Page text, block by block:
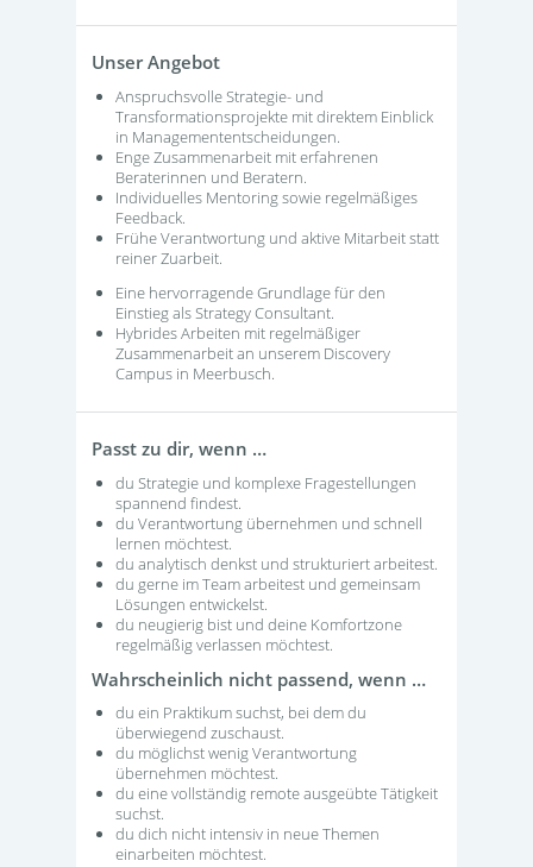
Unser Angebot
Anspruchsvolle Strategie- und
Transformationsprojekte mit direktem Einblick
in Managemententscheidungen.
Enge Zusammenarbeit mit erfahrenen
Beraterinnen und Beratern.
Individuelles Mentoring sowie regelmäßiges
Feedback.
Frühe Verantwortung und aktive Mitarbeit statt
reiner Zuarbeit.
Eine hervorragende Grundlage für den
Einstieg als Strategy Consultant.
Hybrides Arbeiten mit regelmäßiger
Zusammenarbeit an unserem Discovery
Campus in Meerbusch.
Passt zu dir, wenn …
du Strategie und komplexe Fragestellungen
spannend findest.
du Verantwortung übernehmen und schnell
lernen möchtest.
du analytisch denkst und strukturiert arbeitest.
du gerne im Team arbeitest und gemeinsam
Lösungen entwickelst.
du neugierig bist und deine Komfortzone
regelmäßig verlassen möchtest.
Wahrscheinlich nicht passend, wenn …
du ein Praktikum suchst, bei dem du
überwiegend zuschaust.
du möglichst wenig Verantwortung
übernehmen möchtest.
du eine vollständig remote ausgeübte Tätigkeit
suchst.
du dich nicht intensiv in neue Themen
einarbeiten möchtest.